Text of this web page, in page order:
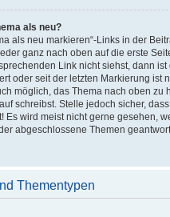
als neu?
als neu markieren“-Links in der
ganz nach oben auf die erste
Link nicht siehst, dann ist
oder seit der letzten Markierung ist
möglich, das Thema nach oben zu
schreibst. Stelle jedoch sicher,
Es wird meist nicht gerne gesehen,
abgeschlossene Themen
Thementypen